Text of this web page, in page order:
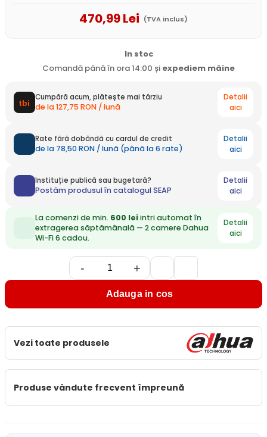
470,99Lei (TVA inclus)
In stoc
Comandă până în ora 14:00 și expediem mâine
Cumpără acum, plătește mai târziu
de la 127,75 RON / lună
Detalii
aici
Rate fără dobândă cu cardul de credit
de la 78,50 RON / lună (până la 6 rate)
Detalii
aici
Instituție publică sau bugetară?
Postăm produsul în catalogul SEAP
Detalii
aici
La comenzi de min. 600 leiintri automat în
extragerea săptămânală — 2 camere Dahua
Wi-Fi 6 cadou.
Detalii
aici
- +
Adauga in cos
Vezi toate produsele
Produse vândute frecvent împreună